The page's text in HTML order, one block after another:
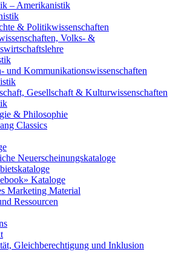
– Amerikanistik
& Politikwissenschaften
Volks- &
und Kommunikationswissenschaften
Gesellschaft & Kulturwissenschaften
& Philosophie
Classics
Neuerscheinungskataloge
Kataloge
Marketing Material
Ressourcen
Gleichberechtigung und Inklusion